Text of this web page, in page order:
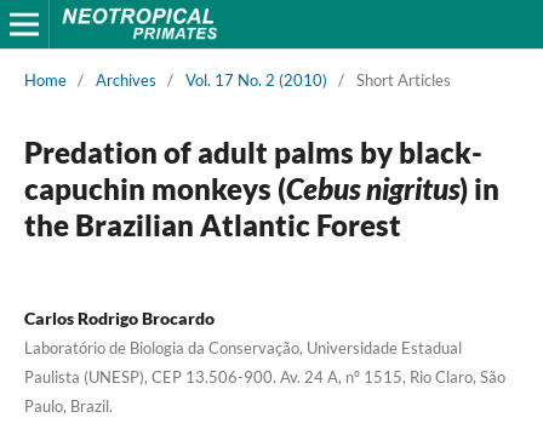
Home / Archives / Vol. 17 No. 2 (2010) / Short Articles
Predation of adult palms by black-
capuchin monkeys (Cebus nigritus) in
the Brazilian Atlantic Forest
Carlos Rodrigo Brocardo
Laboratório de Biologia da Conservação, Universidade Estadual
Paulista (UNESP), CEP 13.506-900. Av. 24 A, nº 1515, Rio Claro, São
Paulo, Brazil.